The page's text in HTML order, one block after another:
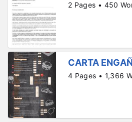
2 Pages • 450
CARTA
4 Pages • 1,366